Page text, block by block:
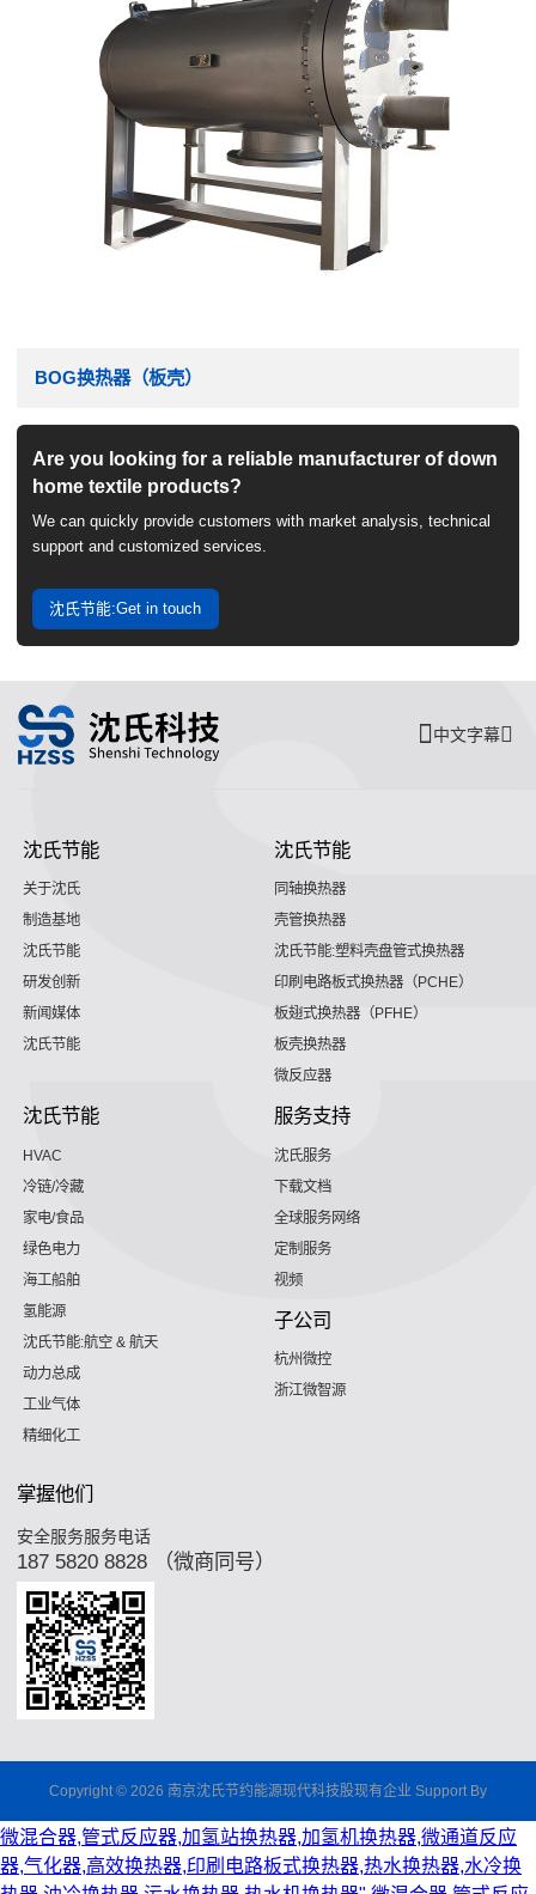
BOG换热器（板壳）
Are you looking for a reliable manufacturer of down
home textile products?
We can quickly provide customers with market analysis, technical
support and customized services.
沈氏节能:Get in touch
中文字幕
沈氏节能
关于沈氏
制造基地
沈氏节能
研发创新
新闻媒体
沈氏节能
沈氏节能
同轴换热器
壳管换热器
沈氏节能:塑料壳盘管式换热器
印刷电路板式换热器（PCHE）
板翅式换热器（PFHE）
板壳换热器
微反应器
沈氏节能
HVAC
冷链/冷藏
家电/食品
绿色电力
海工船舶
氢能源
沈氏节能:航空 & 航天
动力总成
工业气体
精细化工
服务支持
沈氏服务
下载文档
全球服务网络
定制服务
视频
子公司
杭州微控
浙江微智源
掌握他们
安全服务服务电话
187 5820 8828 （微商同号）
Copyright © 2026 南京沈氏节约能源现代科技股现有企业 Support By
微混合器,管式反应器,加氢站换热器,加氢机换热器,微通道反应
器,气化器,高效换热器,印刷电路板式换热器,热水换热器,水冷换